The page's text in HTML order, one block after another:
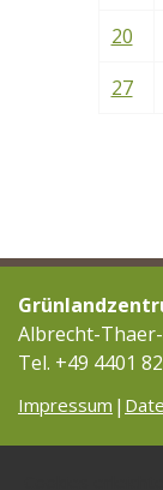
20
27
Albrecht-Thaer-
Tel. +49 4401
Impressum